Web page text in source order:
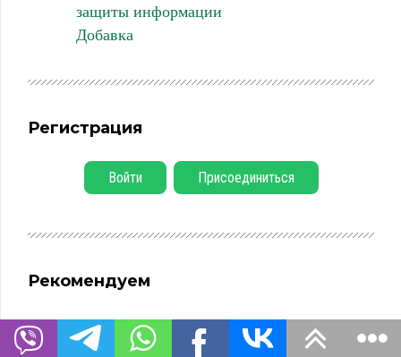
защиты информации
Добавка
Регистрация
Войти Присоединиться
Рекомендуем